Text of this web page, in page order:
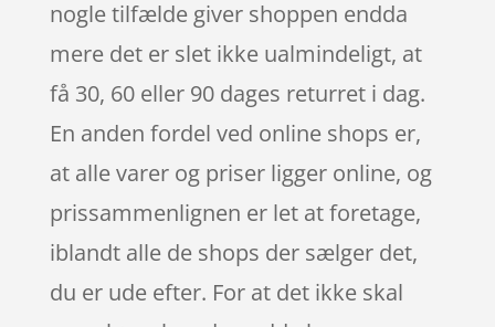
nogle tilfælde giver shoppen endda
mere det er slet ikke ualmindeligt, at
få 30, 60 eller 90 dages returret i dag.
En anden fordel ved online shops er,
at alle varer og priser ligger online, og
prissammenlignen er let at foretage,
iblandt alle de shops der sælger det,
du er ude efter. For at det ikke skal